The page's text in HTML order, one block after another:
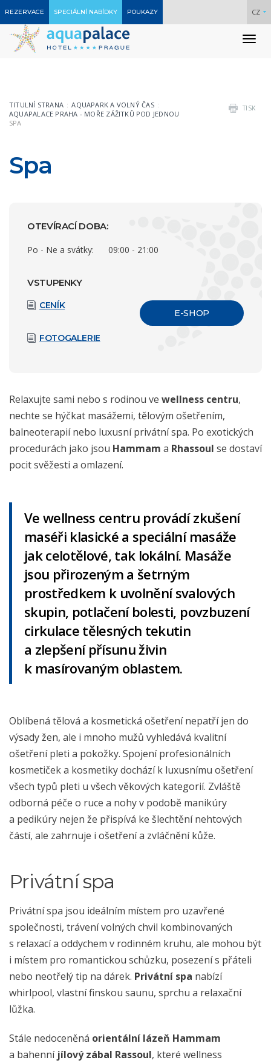
REZERVACE SPECIÁLNÍ NABÍDKY POUKAZY CZ
TISK
TITULNÍ STRANA
AQUAPARK A VOLNÝ ČAS
AQUAPALACE PRAHA - MOŘE ZÁŽITKŮ POD JEDNOU STŘECHOU
SPA
Spa
OTEVÍRACÍ DOBA:
Po - Ne a svátky: 09:00 - 21:00
VSTUPENKY
E-SHOP
CENÍK
FOTOGALERIE
Relaxujte sami nebo s rodinou ve wellness centru,
nechte se hýčkat masážemi, tělovým ošetřením,
balneoterapií nebo luxusní privátní spa. Po exotických
procedurách jako jsou Hammam a Rhassoul se dostaví
pocit svěžesti a omlazení.
Ve wellness centru provádí zkušení
maséři klasické a speciální masáže
jak celotělové, tak lokální. Masáže
jsou přirozeným a šetrným
prostředkem k uvolnění svalových
skupin, potlačení bolesti, povzbuzení
cirkulace tělesných tekutin
a zlepšení přísunu živin
k masírovaným oblastem.
Oblíbená tělová a kosmetická ošetření nepatří jen do
výsady žen, ale i mnoho mužů vyhledává kvalitní
ošetření pleti a pokožky. Spojení profesionálních
kosmetiček a kosmetiky dochází k luxusnímu ošetření
všech typů pleti u všech věkových kategorií. Zvláště
odborná péče o ruce a nohy v podobě manikúry
a pedikúry nejen že přispívá ke šlechtění nehtových
částí, ale zahrnuje i ošetření a zvláčnění kůže.
Privátní spa
Privátní spa jsou ideálním místem pro uzavřené
společnosti, trávení volných chvil kombinovaných
s relaxací a oddychem v rodinném kruhu, ale mohou být
i místem pro romantickou schůzku, posezení s přáteli
nebo neotřelý tip na dárek. Privátní spa nabízí
whirlpool, vlastní finskou saunu, sprchu a relaxační
lůžka.
Stále nedoceněná orientální lázeň Hammam
a bahenní jílový zábal Rassoul, které wellness